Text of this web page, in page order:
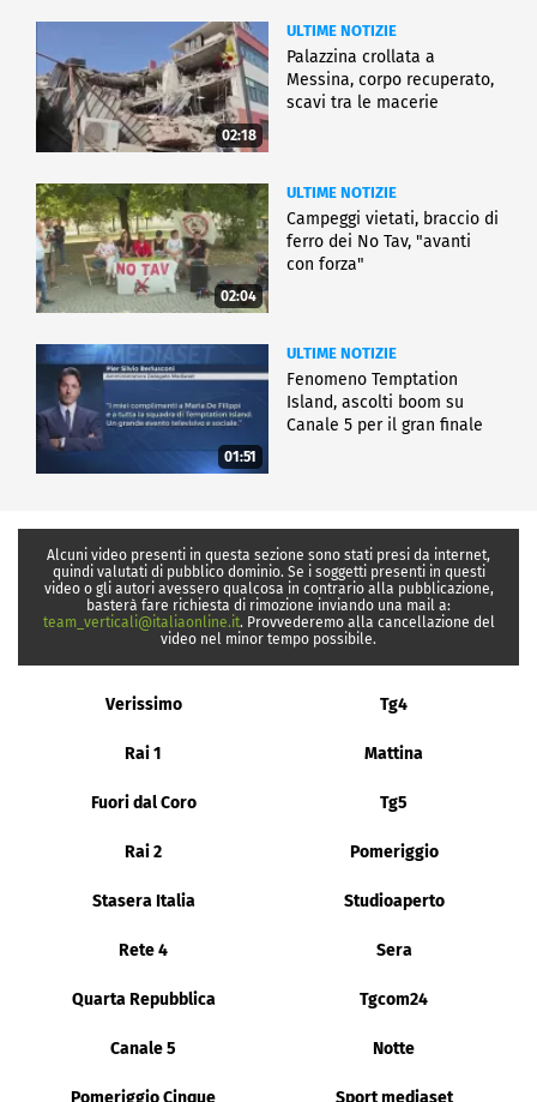
02:18
ULTIME NOTIZIE
Palazzina crollata a
Messina, corpo recuperato,
scavi tra le macerie
02:04
ULTIME NOTIZIE
Campeggi vietati, braccio di
ferro dei No Tav, "avanti
con forza"
01:51
ULTIME NOTIZIE
Fenomeno Temptation
Island, ascolti boom su
Canale 5 per il gran finale
Alcuni video presenti in questa sezione sono stati presi da internet,
quindi valutati di pubblico dominio. Se i soggetti presenti in questi
video o gli autori avessero qualcosa in contrario alla pubblicazione,
basterà fare richiesta di rimozione inviando una mail a:
team_verticali@italiaonline.it. Provvederemo alla cancellazione del
video nel minor tempo possibile.
Verissimo Tg4
Rai 1 Mattina
Fuori dal Coro Tg5
Rai 2 Pomeriggio
Stasera Italia Studioaperto
Rete 4 Sera
Quarta Repubblica Tgcom24
Canale 5 Notte
Pomeriggio Cinque Sport mediaset